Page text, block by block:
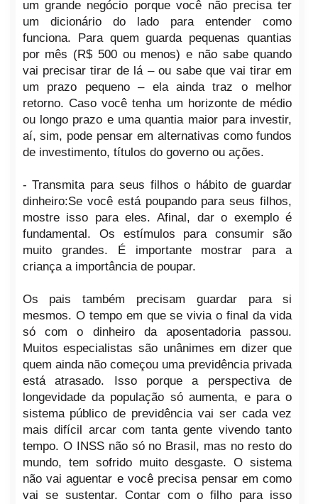
um grande negócio porque você não precisa ter
um dicionário do lado para entender como
funciona. Para quem guarda pequenas quantias
por mês (R$ 500 ou menos) e não sabe quando
vai precisar tirar de lá – ou sabe que vai tirar em
um prazo pequeno – ela ainda traz o melhor
retorno. Caso você tenha um horizonte de médio
ou longo prazo e uma quantia maior para investir,
aí, sim, pode pensar em alternativas como fundos
de investimento, títulos do governo ou ações.
- Transmita para seus filhos o hábito de guardar
dinheiro:Se você está poupando para seus filhos,
mostre isso para eles. Afinal, dar o exemplo é
fundamental. Os estímulos para consumir são
muito grandes. É importante mostrar para a
criança a importância de poupar.
Os pais também precisam guardar para si
mesmos. O tempo em que se vivia o final da vida
só com o dinheiro da aposentadoria passou.
Muitos especialistas são unânimes em dizer que
quem ainda não começou uma previdência privada
está atrasado. Isso porque a perspectiva de
longevidade da população só aumenta, e para o
sistema público de previdência vai ser cada vez
mais difícil arcar com tanta gente vivendo tanto
tempo. O INSS não só no Brasil, mas no resto do
mundo, tem sofrido muito desgaste. O sistema
não vai aguentar e você precisa pensar em como
vai se sustentar. Contar com o filho para isso